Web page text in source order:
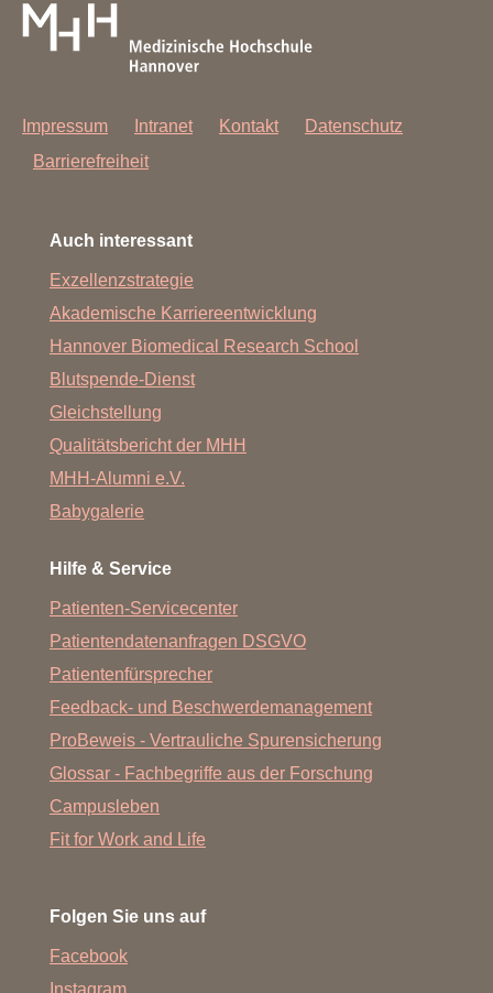
Impressum Intranet Kontakt
Datenschutz
Barrierefreiheit
Auch interessant
Exzellenzstrategie
Akademische Karriereentwicklung
Hannover Biomedical Research School
Blutspende-Dienst
Gleichstellung
Qualitätsbericht der MHH
MHH-Alumni e.V.
Babygalerie
Hilfe & Service
Patienten-Servicecenter
Patientendatenanfragen DSGVO
Patientenfürsprecher
Feedback- und Beschwerdemanagement
ProBeweis - Vertrauliche Spurensicherung
Glossar - Fachbegriffe aus der Forschung
Campusleben
Fit for Work and Life
Folgen Sie uns auf
Facebook
Instagram